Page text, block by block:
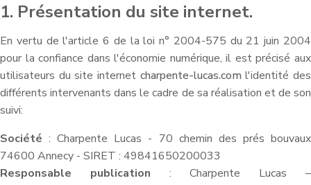
1. Présentation du site internet.
En vertu de l'article 6 de la loi n° 2004-575 du 21 juin 2004
pour la confiance dans l'économie numérique, il est précisé aux
utilisateurs du site internet charpente-lucas.com l'identité des
différents intervenants dans le cadre de sa réalisation et de son
suivi:
Société : Charpente Lucas - 70 chemin des prés bouvaux
74600 Annecy - SIRET : 49841650200033
Responsable publication : Charpente Lucas –